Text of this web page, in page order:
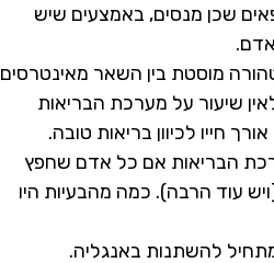
שכן מנסים, באמצעים שיש
מוסטת בין השאר מאינטרסים
שיעור על מערכת הבריאות
חייו לכיוון בריאות טובה.
הבריאות אם כל אדם שחפץ
עוד הרבה). כמה מהבעיות היו